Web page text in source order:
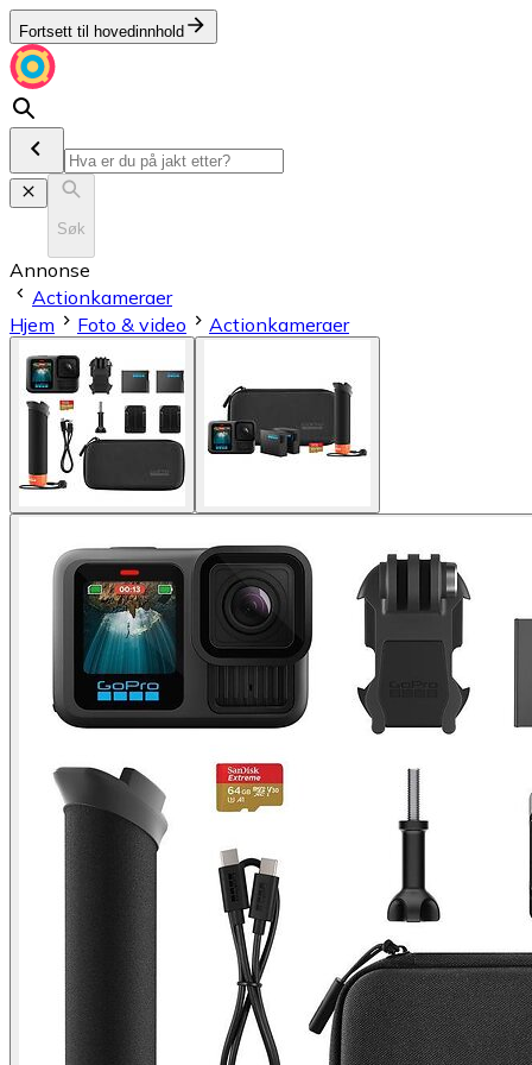
Fortsett til hovedinnhold
Søk
Annonse
Actionkameraer
Hjem
Foto & video Actionkameraer